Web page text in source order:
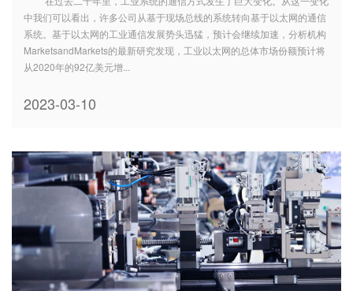
中我们可以看出，许多公司从基于现场总线的系统转向基于以太网的通信
系统。基于以太网的工业通信发展势头迅猛，预计会继续加速，分析机构
MarketsandMarkets的最新研究发现，工业以太网的总体市场份额预计将
从2020年的92亿美元增...
2023-03-10